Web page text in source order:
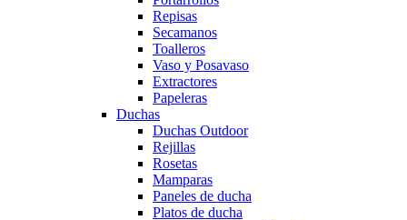
Repisas
Secamanos
Toalleros
Vaso y Posavaso
Extractores
Papeleras
Duchas
Duchas Outdoor
Rejillas
Rosetas
Mamparas
Paneles de ducha
Platos de ducha